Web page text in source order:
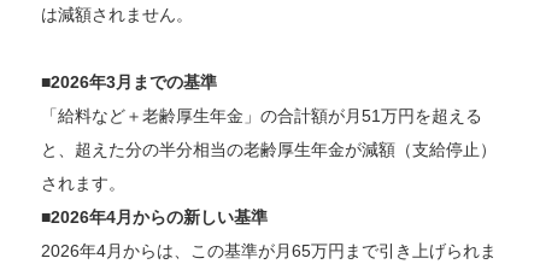
は減額されません。
■2026年3月までの基準
「給料など＋老齢厚生年金」の合計額が月51万円を超える
と、超えた分の半分相当の老齢厚生年金が減額（支給停止）
されます。
■2026年4月からの新しい基準
2026年4月からは、この基準が月65万円まで引き上げられま